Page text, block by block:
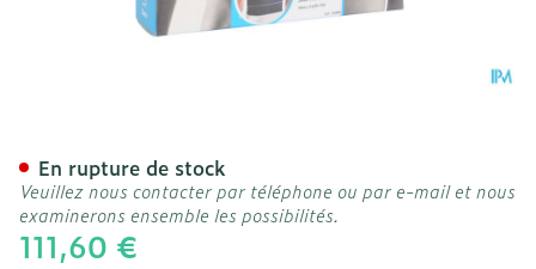
111,60 €
En rupture de stock
Veuillez nous contacter par téléphone ou par e-mail et nous
examinerons ensemble les possibilités.